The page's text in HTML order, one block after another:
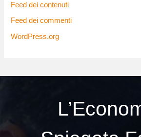
Feed dei contenuti
Feed dei commenti
WordPress.org